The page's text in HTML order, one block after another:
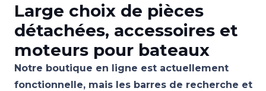
Large choix de pièces
détachées, accessoires et
moteurs pour bateaux
Notre boutique en ligne est actuellement
fonctionnelle, mais les barres de recherche et